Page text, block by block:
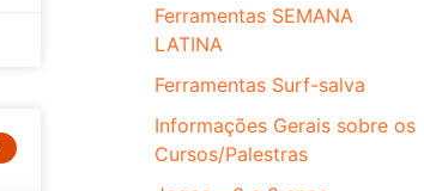
Ferramentas SEMANA
LATINA
Ferramentas Surf-salva
Informações Gerais sobre os
Cursos/Palestras